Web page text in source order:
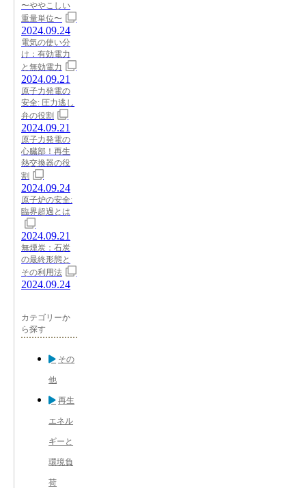
〜ややこしい
重量単位〜
2024.09.24
電気の使い分
け：有効電力
と無効電力
2024.09.21
原子力発電の
安全: 圧力逃し
弁の役割
2024.09.21
原子力発電の
心臓部！再生
熱交換器の役
割
2024.09.24
原子炉の安全:
臨界超過とは
2024.09.21
無煙炭：石炭
の最終形態と
その利用法
2024.09.24
カテゴリーか
ら探す
その
他
再生
エネル
ギーと
環境負
荷